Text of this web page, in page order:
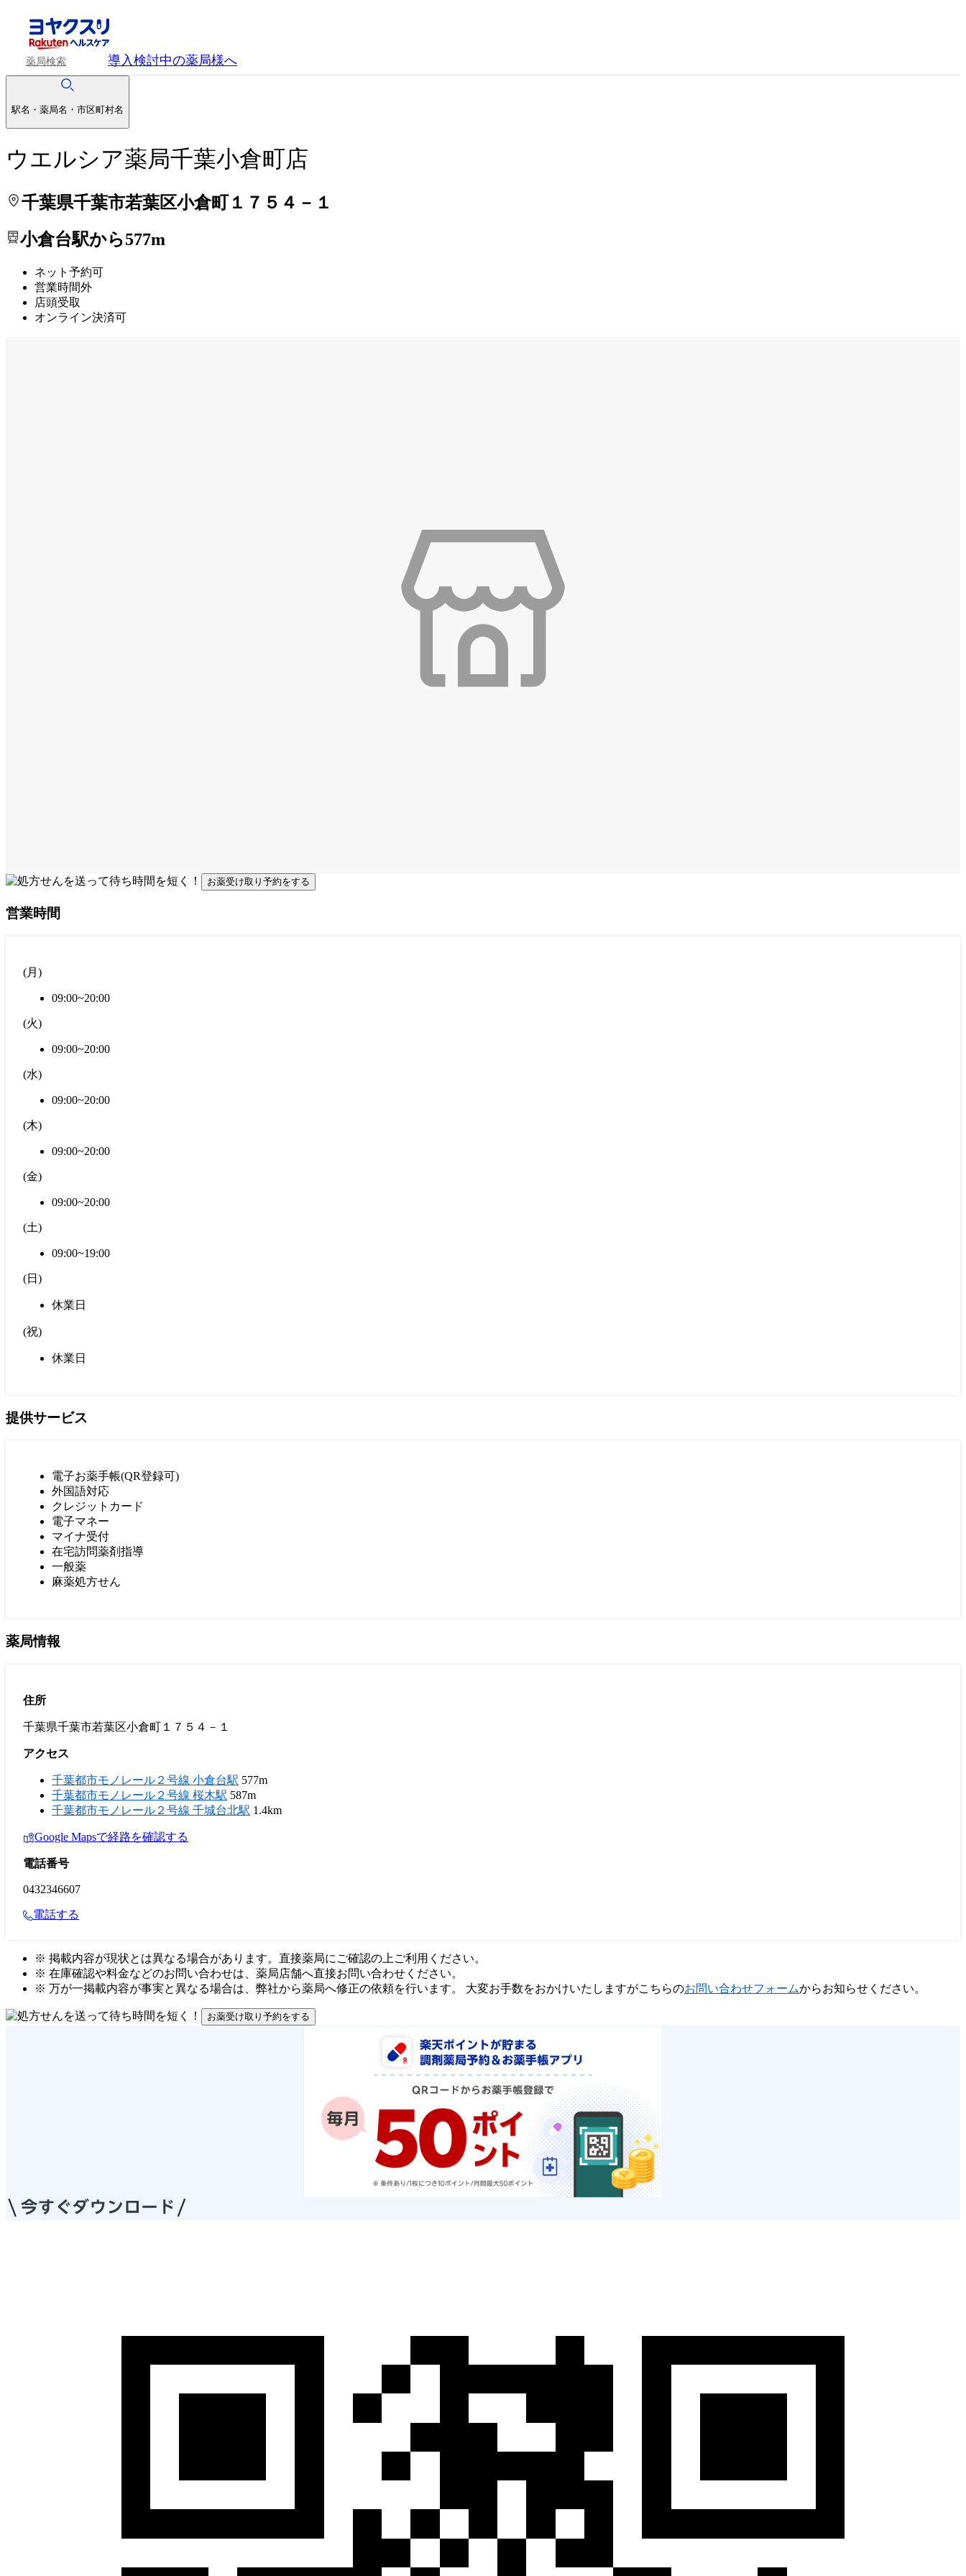
薬局検索 導入検討中の薬局様へ
駅名・薬局名・市区町村名
ウエルシア薬局千葉小倉町店
千葉県千葉市若葉区小倉町１７５４－１
小倉台駅から577m
ネット予約可
営業時間外
店頭受取
オンライン決済可
処方せんを送って待ち時間を短く！
お薬受け取り予約をする
営業時間
(月 )
09:00~20:00
(火)
09:00~20:00
(水)
09:00~20:00
(木)
09:00~20:00
(金)
09:00~20:00
(土)
09:00~19:00
(日 )
休業日
(祝)
休業日
提供サービス
電子お薬手帳(QR登録可)
外国語対応
クレジットカード
電子マネー
マイナ受付
在宅訪問薬剤指導
一般薬
麻薬処方せん
薬局情報
住所
千葉県千葉市若葉区小倉町１７５４－１
アクセス
千葉都市モノレール２号線 小倉台駅 577m
千葉都市モノレール２号線 桜木駅 587m
千葉都市モノレール２号線 千城台北駅 1.4km
Google Mapsで経路を確認する
電話番号
0432346607
電話する
※ 掲載内容が現状とは異なる場合があります。直接薬局にご確認の上ご利用ください。
※ 在庫確認や料金などのお問い合わせは、薬局店舗へ直接お問い合わせください。
※ 万が一掲載内容が事実と異なる場合は、弊社から薬局へ修正の依頼を行います。 大変お手数をおかけいたしますがこちらのお問い合わせフォームからお知らせください。
処方せんを送って待ち時間を短く！
お薬受け取り予約をする